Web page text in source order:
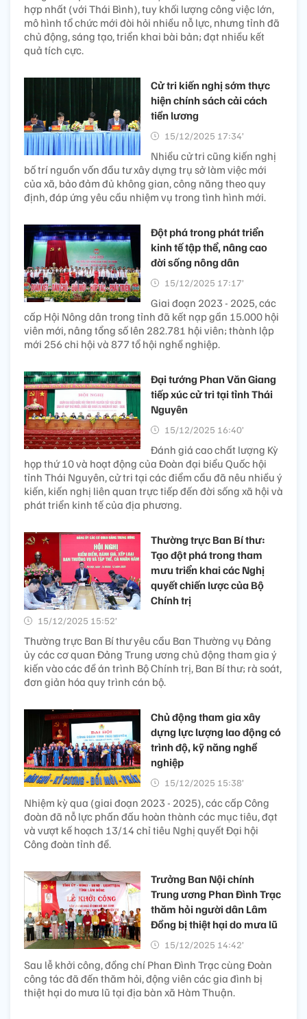
hợp nhất (với Thái Bình), tuy khối lượng công việc lớn,
mô hình tổ chức mới đòi hỏi nhiều nỗ lực, nhưng tỉnh đã
chủ động, sáng tạo, triển khai bài bản; đạt nhiều kết
quả tích cực.
Cử tri kiến nghị sớm thực
hiện chính sách cải cách
tiền lương
15/12/2025 17:34’
Nhiều cử tri cũng kiến nghị
bố trí nguồn vốn đầu tư xây dựng trụ sở làm việc mới
của xã, bảo đảm đủ không gian, công năng theo quy
định, đáp ứng yêu cầu nhiệm vụ trong tình hình mới.
Đột phá trong phát triển
kinh tế tập thể, nâng cao
đời sống nông dân
15/12/2025 17:17’
Giai đoạn 2023 - 2025, các
cấp Hội Nông dân trong tỉnh đã kết nạp gần 15.000 hội
viên mới, nâng tổng số lên 282.781 hội viên; thành lập
mới 256 chi hội và 877 tổ hội nghề nghiệp.
Đại tướng Phan Văn Giang
tiếp xúc cử tri tại tỉnh Thái
Nguyên
15/12/2025 16:40’
Đánh giá cao chất lượng Kỳ
họp thứ 10 và hoạt động của Đoàn đại biểu Quốc hội
tỉnh Thái Nguyên, cử tri tại các điểm cầu đã nêu nhiều ý
kiến, kiến nghị liên quan trực tiếp đến đời sống xã hội và
phát triển kinh tế của địa phương.
Thường trực Ban Bí thư:
Tạo đột phá trong tham
mưu triển khai các Nghị
quyết chiến lược của Bộ
Chính trị
15/12/2025 15:52’
Thường trực Ban Bí thư yêu cầu Ban Thường vụ Đảng
ủy các cơ quan Đảng Trung ương chủ động tham gia ý
kiến vào các đề án trình Bộ Chính trị, Ban Bí thư; rà soát,
đơn giản hóa quy trình cán bộ.
Chủ động tham gia xây
dựng lực lượng lao động có
trình độ, kỹ năng nghề
nghiệp
15/12/2025 15:38’
Nhiệm kỳ qua (giai đoạn 2023 - 2025), các cấp Công
đoàn đã nỗ lực phấn đấu hoàn thành các mục tiêu, đạt
và vượt kế hoạch 13/14 chỉ tiêu Nghị quyết Đại hội
Công đoàn tỉnh đề.
Trưởng Ban Nội chính
Trung ương Phan Đình Trạc
thăm hỏi người dân Lâm
Đồng bị thiệt hại do mưa lũ
15/12/2025 14:42’
Sau lễ khởi công, đồng chí Phan Đình Trạc cùng Đoàn
công tác đã đến thăm hỏi, động viên các gia đình bị
thiệt hại do mưa lũ tại địa bàn xã Hàm Thuận.